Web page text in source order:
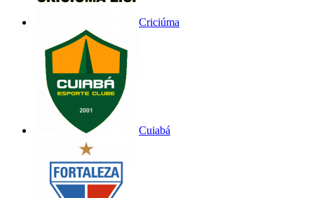
Criciúma
Cuiabá